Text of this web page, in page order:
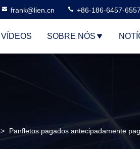
frank@lien.cn +86-186-6457-6557
VÍDEOS SOBRE NÓS
> Panfletos pagados antecipadamente